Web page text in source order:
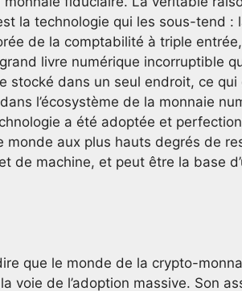
la technologie qui les sous-tend
de la comptabilité à triple
livre numérique incorruptible
stocké dans un seul endroit, ce
l’écosystème de la monnaie
a été adoptée et
monde aux plus hauts degrés de
de machine, et peut être la base
que le monde de la crypto-
voie de l’adoption massive. Son